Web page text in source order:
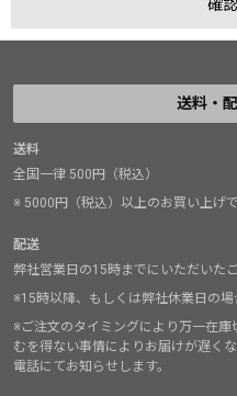
送料・
送料
全国一律 500円（税込）
※ 5000円（税込）以上のお買い上げで
配送
弊社営業日の15時までにいただいた
※15時以降、もしくは弊社休業日の場
※ご注文のタイミングにより万一在
むを得ない事情によりお届けが遅く
電話にてお知らせします。